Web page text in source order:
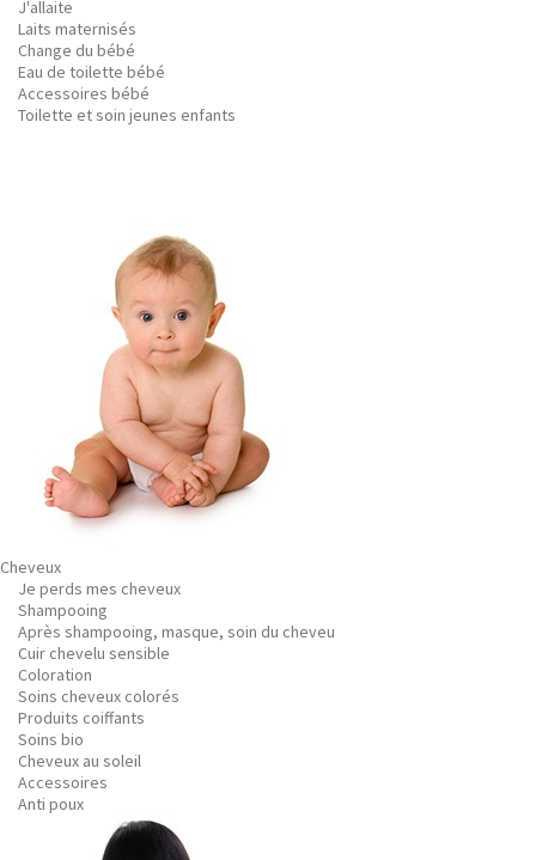
J'allaite
Laits maternisés
Change du bébé
Eau de toilette bébé
Accessoires bébé
Toilette et soin jeunes enfants
Cheveux
Je perds mes cheveux
Shampooing
Après shampooing, masque, soin du cheveu
Cuir chevelu sensible
Coloration
Soins cheveux colorés
Produits coiffants
Soins bio
Cheveux au soleil
Accessoires
Anti poux